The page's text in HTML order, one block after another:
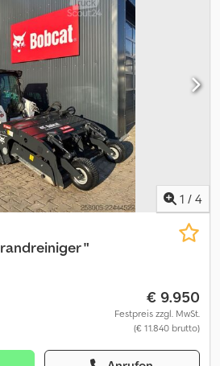
Die Beschreibung dient der
des Fahrzeuges und stellt keine
Sinne dar. Ausschlaggebend
Kaufvertrag. Unser Angebot ist
Falls neue TÜV-Abnahme
Ihnen gerne ein Angebot unserer
kann mit Werbung beklebt
Es gelten unsere allgemeinen Liefer-
1 / 4
"
€ 9.950
Festpreis zzgl. MwSt.
(€ 11.840 brutto)